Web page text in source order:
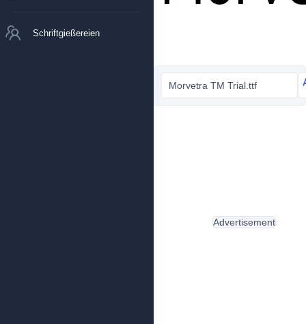
Schriftgießereien
Morvetra TM Trial.ttf
Advertisement